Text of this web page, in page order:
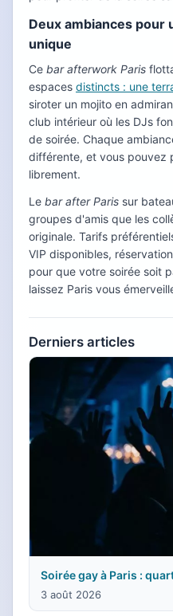
Deux ambiances pour
unique
Ce bar afterwork Paris
espaces distincts : une
siroter un mojito en
club intérieur où les DJs
de soirée. Chaque
différente, et vous pouvez
librement.
Le bar after Paris sur
groupes d'amis que les
originale. Tarifs
VIP disponibles,
pour que votre soirée soit
laissez Paris vous
Derniers articles
Soirée gay à Paris :
3 août 2026